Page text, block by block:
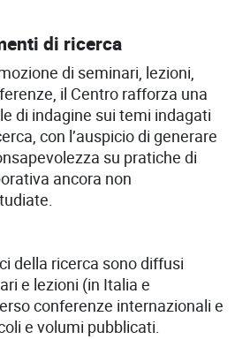
di ricerca
di seminari, lezioni,
il Centro rafforza una
di indagine sui temi indagati
con l’auspicio di generare
su pratiche di
ancora non
della ricerca sono diffusi
e lezioni (in Italia e
conferenze internazionali e
e volumi pubblicati.